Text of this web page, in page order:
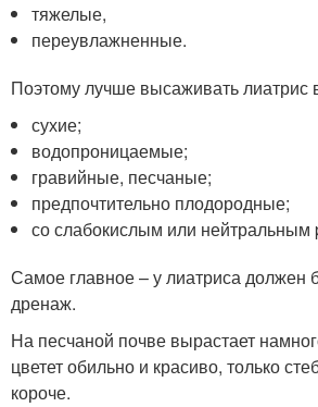
тяжелые,
переувлажненные.
Поэтому лучше высаживать лиатрис
сухие;
водопроницаемые;
гравийные, песчаные;
предпочтительно плодородные;
со слабокислым или нейтральным
Самое главное – у лиатриса должен
дренаж.
На песчаной почве вырастает
цветет обильно и красиво, только
короче.